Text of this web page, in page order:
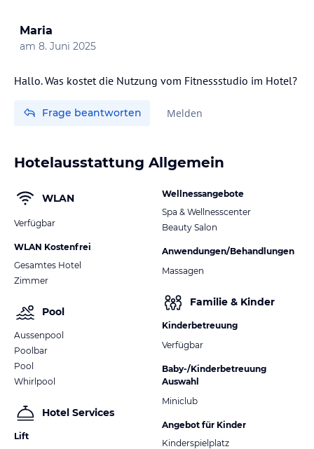
lies vor der Buchung die verbindlichen
jeweiligen Veranstalters.
Maria
am 8. Juni 2025
Hallo. Was kostet die Nutzung vom Fitnessstudio im Hotel?
Frage beantworten Melden
Hotelausstattung Allgemein
WLAN
Verfügbar
WLAN Kostenfrei
Gesamtes Hotel
Zimmer
Pool
Aussenpool
Poolbar
Pool
Whirlpool
Hotel Services
Lift
Wellnessangebote
Spa & Wellnesscenter
Beauty Salon
Anwendungen/Behandlungen
Massagen
Familie & Kinder
Kinderbetreuung
Verfügbar
Baby-/Kinderbetreuung
Auswahl
Miniclub
Angebot für Kinder
Kinderspielplatz